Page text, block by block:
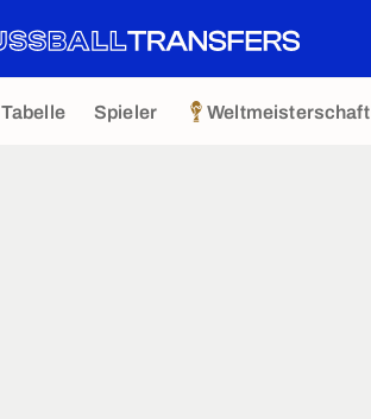
Tabelle Spieler Weltmeisterschaft